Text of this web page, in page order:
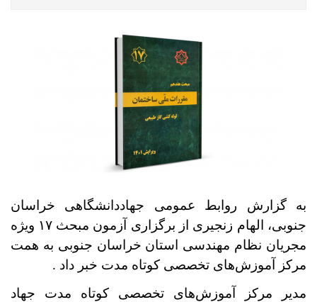
به گزارش روابط عمومی جهاددانشگاهی خراسان
جنوبی، الهام زنجیری از برگزاری
آزمون مبحث
۱۷ ویژه
مجریان نظام مهندسی استان خراسان جنوبی به همت
مرکز آموزش‌های تخصصی کوتاه مدت خبر داد .
مدیر مرکز آموزش‌های تخصصی کوتاه مدت جهاد